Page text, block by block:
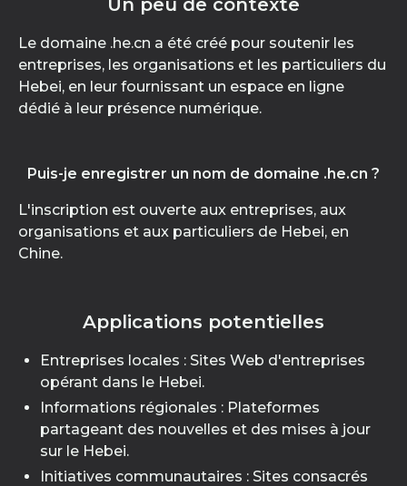
Un peu de contexte
Le domaine .he.cn a été créé pour soutenir les
entreprises, les organisations et les particuliers du
Hebei, en leur fournissant un espace en ligne
dédié à leur présence numérique.
Puis-je enregistrer un nom de domaine .he.cn ?
L'inscription est ouverte aux entreprises, aux
organisations et aux particuliers de Hebei, en
Chine.
Applications potentielles
Entreprises locales : Sites Web d'entreprises
opérant dans le Hebei.
Informations régionales : Plateformes
partageant des nouvelles et des mises à jour
sur le Hebei.
Initiatives communautaires : Sites consacrés